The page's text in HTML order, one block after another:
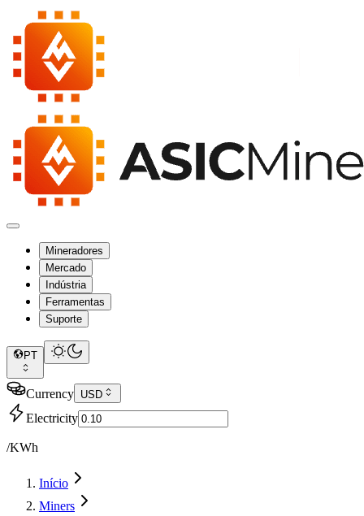
Mineradores
Mercado
Indústria
Ferramentas
Suporte
PT
Currency USD
Electricity
/KWh
Início
Miners